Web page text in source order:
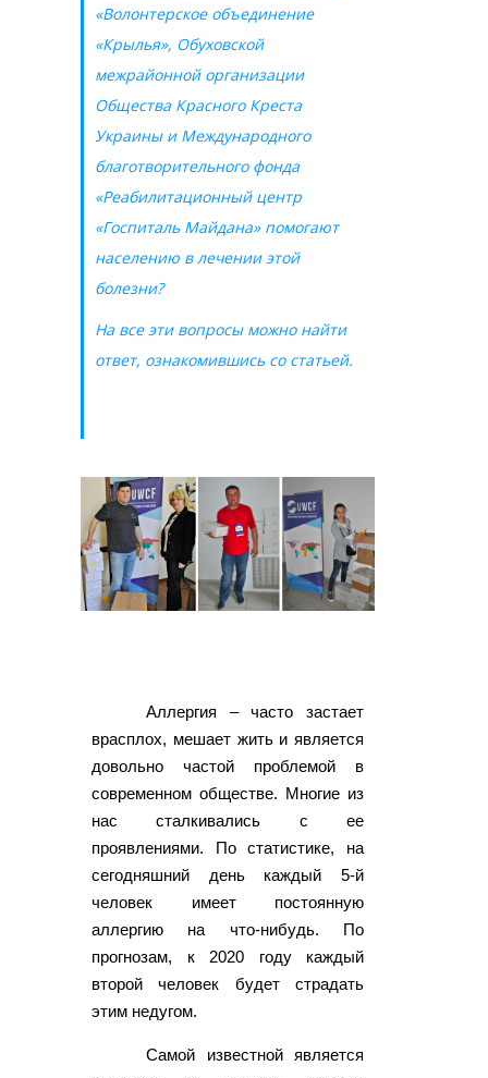
«Волонтерское объединение
«Крылья», Обуховской
межрайонной организации
Общества Красного Креста
Украины и Международного
благотворительного фонда
«Реабилитационный центр
«Госпиталь Майдана» помогают
населению в лечении этой
болезни?
На все эти вопросы можно найти
ответ, ознакомившись со статьей.
Аллергия – часто застает
врасплох, мешает жить и является
довольно частой проблемой в
современном обществе. Многие из
нас сталкивались с ее
проявлениями. По статистике, на
сегодняшний день каждый 5-й
человек имеет постоянную
аллергию на что-нибудь. По
прогнозам, к 2020 году каждый
второй человек будет страдать
этим недугом.
Самой известной является